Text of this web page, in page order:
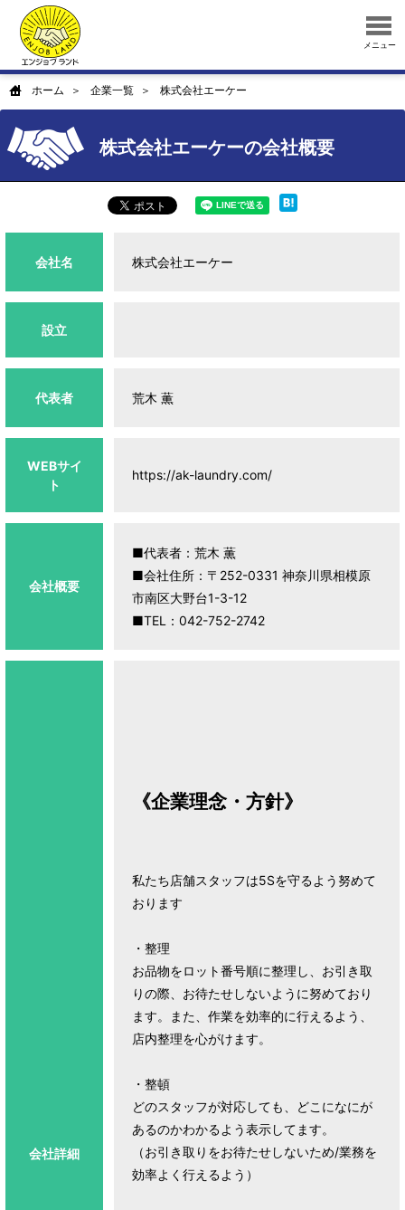
メニュー
ホーム 企業一覧 株式会社エーケー
株式会社エーケーの会社概要
会社名 株式会社エーケー
設立
代表者 荒木 薫
WEBサイ
ト
https://ak-laundry.com/
会社概要
■代表者：荒木 薫
■会社住所：〒252-0331 神奈川県相模原
市南区大野台1-3-12
■TEL：042-752-2742
会社詳細
《企業理念・方針》
私たち店舗スタッフは5Sを守るよう努めて
おります
・整理
お品物をロット番号順に整理し、お引き取
りの際、お待たせしないように努めており
ます。また、作業を効率的に行えるよう、
店内整理を心がけます。
・整頓
どのスタッフが対応しても、どこになにが
あるのかわかるよう表示してます。
（お引き取りをお待たせしないため/業務を
効率よく行えるよう）